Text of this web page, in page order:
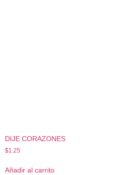
DIJE CORAZONES
$1.25
Añadir al carrito